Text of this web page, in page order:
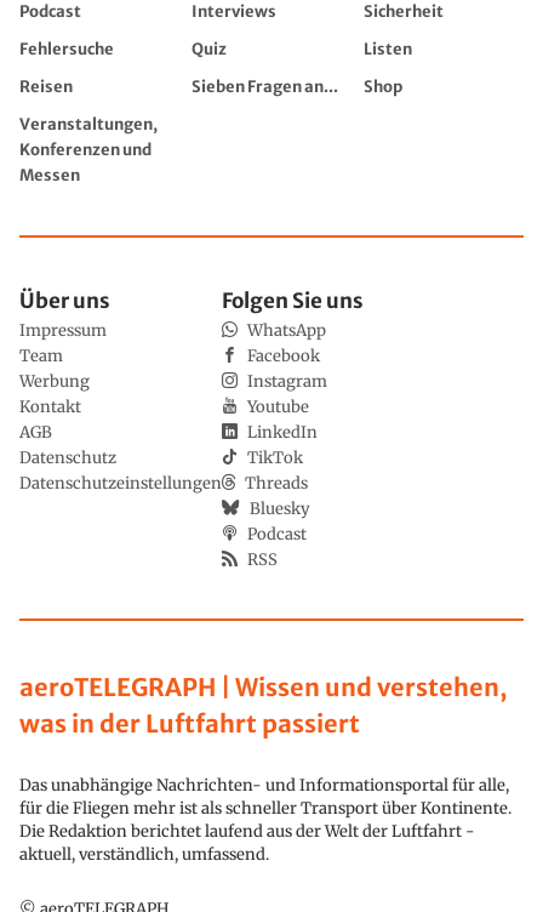
Podcast
Interviews
Sicherheit
Fehlersuche
Quiz
Listen
Reisen
Sieben Fragen an...
Shop
Veranstaltungen,
Konferenzen und
Messen
aeroTELEGRAPH | Wissen und verstehen,
was in der Luftfahrt passiert
Das unabhängige Nachrichten- und Informationsportal für alle,
für die Fliegen mehr ist als schneller Transport über Kontinente.
Die Redaktion berichtet laufend aus der Welt der Luftfahrt -
aktuell, verständlich, umfassend.
Über uns
Impressum
Team
Werbung
Kontakt
AGB
Datenschutz
Datenschutzeinstellungen
Folgen Sie uns
WhatsApp
Facebook
Instagram
Youtube
LinkedIn
TikTok
Threads
Bluesky
Podcast
RSS